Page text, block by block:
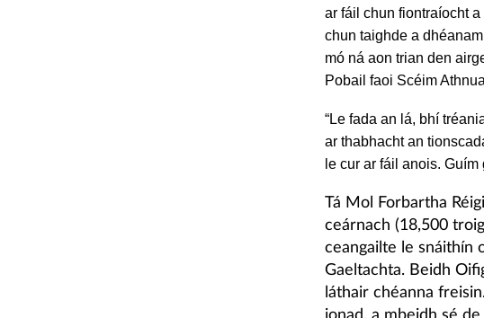
ar fáil chun fiontraíocht
chun taighde a
mó ná aon trian den
Pobail faoi Scéim
“Le fada an lá, bhí
ar thabhacht an
le cur ar fáil anois. Guím
Tá Mol Forbartha
ceárnach (18,500
ceangailte le snáithín
Gaeltachta. Beidh
láthair chéanna